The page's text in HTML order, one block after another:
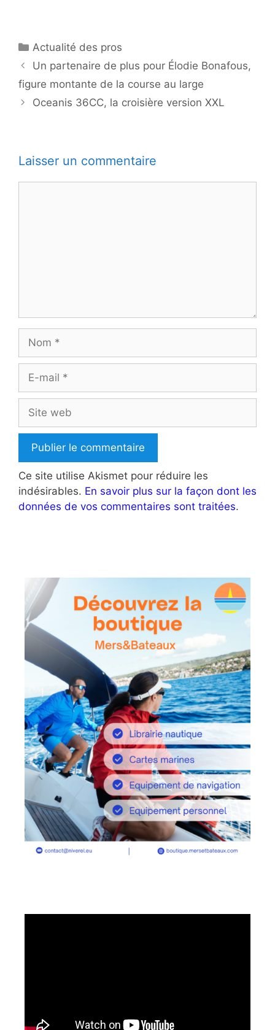
Catégories
Actualité des pros
Un partenaire de plus pour Élodie Bonafous,
figure montante de la course au large
Oceanis 36CC, la croisière version XXL
Laisser un commentaire
mail
web
Ce site utilise Akismet pour réduire les
indésirables. En savoir plus sur la façon dont les
données de vos commentaires sont traitées.